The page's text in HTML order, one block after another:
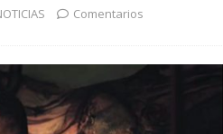
Comentarios